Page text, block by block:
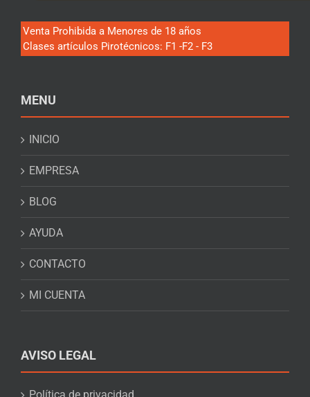
Venta Prohibida a Menores de 18 años
Clases artículos Pirotécnicos: F1 -F2 - F3
MENU
INICIO
EMPRESA
BLOG
AYUDA
CONTACTO
MI CUENTA
AVISO LEGAL